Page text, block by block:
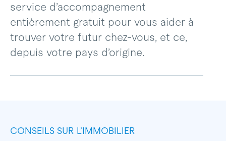
service d’accompagnement
entièrement gratuit pour vous aider à
trouver votre futur chez-vous, et ce,
depuis votre pays d’origine.
CONSEILS SUR L’IMMOBILIER